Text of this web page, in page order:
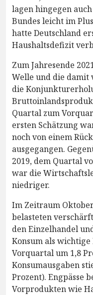
lagen hingegen
Bundes leicht im
hatte Deutschland
Haushaltsdefizit
Zum Jahresende
Welle und die damit
die
Quartal zum
ersten Schätzung
noch von einem
ausgegangen.
2019, dem Quartal
war die
niedriger.
Im Zeitraum
belasteten
den Einzelhandel
Konsum als
Vorquartal um 1,8
Konsumausgaben
Prozent). Engpässe
Vorprodukten wie